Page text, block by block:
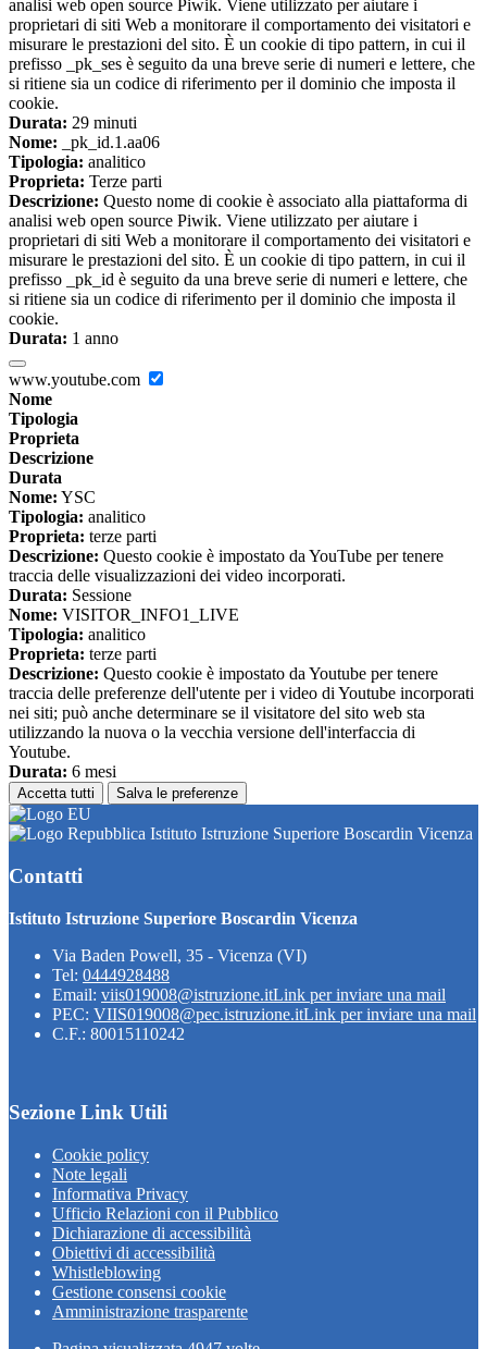
analisi web open source Piwik. Viene utilizzato per aiutare i
proprietari di siti Web a monitorare il comportamento dei visitatori e
misurare le prestazioni del sito. È un cookie di tipo pattern, in cui il
prefisso _pk_ses è seguito da una breve serie di numeri e lettere, che
si ritiene sia un codice di riferimento per il dominio che imposta il
cookie.
Durata: 29 minuti
Nome: _pk_id.1.aa06
Tipologia: analitico
Proprieta: Terze parti
Descrizione: Questo nome di cookie è associato alla piattaforma di
analisi web open source Piwik. Viene utilizzato per aiutare i
proprietari di siti Web a monitorare il comportamento dei visitatori e
misurare le prestazioni del sito. È un cookie di tipo pattern, in cui il
prefisso _pk_id è seguito da una breve serie di numeri e lettere, che
si ritiene sia un codice di riferimento per il dominio che imposta il
cookie.
Durata: 1 anno
www.youtube.com
Nome
Tipologia
Proprieta
Descrizione
Durata
Nome: YSC
Tipologia: analitico
Proprieta: terze parti
Descrizione: Questo cookie è impostato da YouTube per tenere
traccia delle visualizzazioni dei video incorporati.
Durata: Sessione
Nome: VISITOR_INFO1_LIVE
Tipologia: analitico
Proprieta: terze parti
Descrizione: Questo cookie è impostato da Youtube per tenere
traccia delle preferenze dell'utente per i video di Youtube incorporati
nei siti; può anche determinare se il visitatore del sito web sta
utilizzando la nuova o la vecchia versione dell'interfaccia di
Youtube.
Durata: 6 mesi
Accetta tutti Salva le preferenze
Istituto Istruzione Superiore Boscardin Vicenza
Contatti
Istituto Istruzione Superiore Boscardin Vicenza
Via Baden Powell, 35 - Vicenza (VI)
Tel: 0444928488
Email: viis019008@istruzione.itLink per inviare una mail
PEC: VIIS019008@pec.istruzione.itLink per inviare una mail
C.F.: 80015110242
Sezione Link Utili
Cookie policy
Note legali
Informativa Privacy
Ufficio Relazioni con il Pubblico
Dichiarazione di accessibilità
Obiettivi di accessibilità
Whistleblowing
Gestione consensi cookie
Amministrazione trasparente